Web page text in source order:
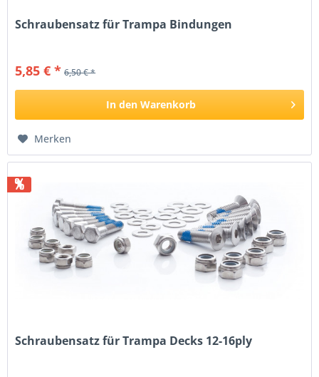
Schraubensatz für Trampa Bindungen
5,85 € * 6,50 € *
In den Warenkorb
Merken
%
Schraubensatz für Trampa Decks 12-16ply